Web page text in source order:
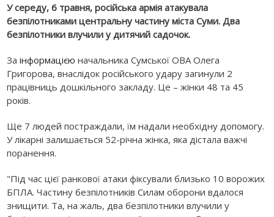
У середу, 6 травня, російська армія атакувала
безпілотниками центральну частину міста Суми. Два
безпілотники влучили у дитячий садочок.
Заінформацією начальника Сумської ОВА Олега
Григорова, внаслідок російського удару загинули 2
працівниць дошкільного закладу. Це – жінки 48 та 45
років.
Ще 7 людей постраждали, їм надали необхідну допомогу.
У лікарні залишається 52-річна жінка, яка дістала важчі
поранення.
"Під час цієї ранкової атаки фіксували близько 10 ворожих
БПЛА. Частину безпілотників Силам оборони вдалося
знищити. Та, на жаль, два безпілотники влучили у